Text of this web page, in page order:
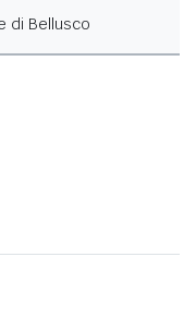
di Bellusco